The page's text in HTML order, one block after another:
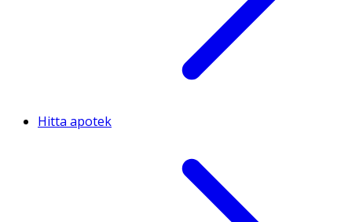
Hitta apotek